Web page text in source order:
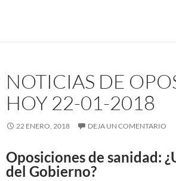
NOTICIAS DE
HOY 22-01-2018
22 ENERO, 2018 DEJA UN COMENTARIO
Oposiciones de sanidad:
del Gobierno?